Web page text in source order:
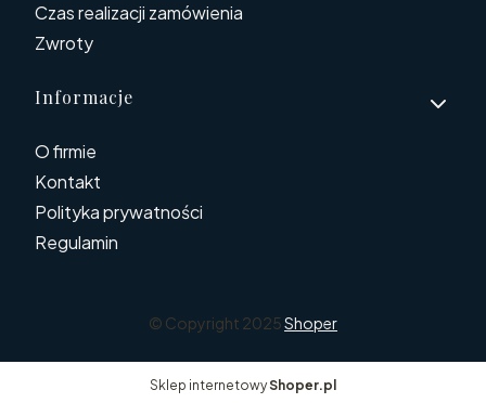
Czas realizacji zamówienia
Zwroty
Informacje
O firmie
Kontakt
Polityka prywatności
Regulamin
© Copyright 2025Shoper
Sklep internetowyShoper.pl